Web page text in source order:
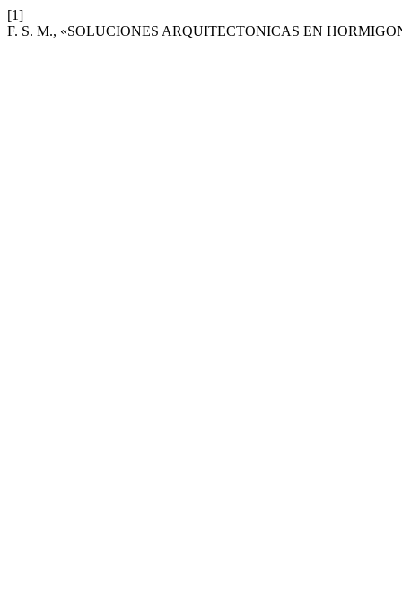
[1]
F. S. M., «SOLUCIONES ARQUITECTONICAS EN